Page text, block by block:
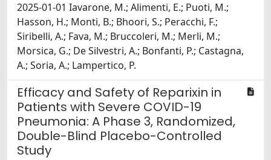
2025-01-01 Iavarone, M.; Alimenti, E.; Puoti, M.;
Hasson, H.; Monti, B.; Bhoori, S.; Peracchi, F.;
Siribelli, A.; Fava, M.; Bruccoleri, M.; Merli, M.;
Morsica, G.; De Silvestri, A.; Bonfanti, P.; Castagna,
A.; Soria, A.; Lampertico, P.
Efficacy and Safety of Reparixin in
Patients with Severe COVID-19
Pneumonia: A Phase 3, Randomized,
Double-Blind Placebo-Controlled
Study